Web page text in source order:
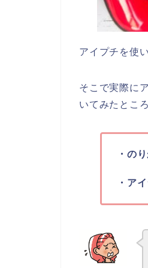
アイプチを使
そこで実際に
いてみたとこ
・の
・ア